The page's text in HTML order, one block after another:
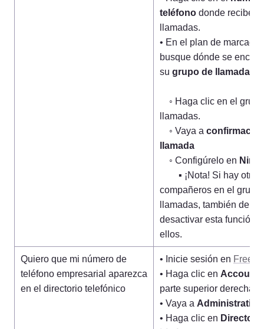
teléfono donde recibe
llamadas.
• En el plan de marcado,
busque dónde se
su grupo de llamadas
llamadas.
    ◦ Vaya a
llamada
    ◦ Configúrelo en
compañeros en el grupo
llamadas, también
desactivar esta función
ellos.
Quiero que mi número de
teléfono empresarial aparezca
en el directorio telefónico
• Inicie sesión en
• Haga clic en Account
parte superior derecha.
• Vaya a Administration
• Haga clic en Directory